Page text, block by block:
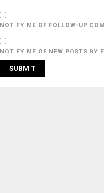
NOTIFY ME OF FOLLOW-UP
NOTIFY ME OF NEW POSTS BY